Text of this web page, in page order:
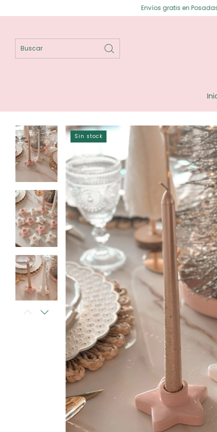
Envíos gratis en Posadas ⟡ Envíos gratis
Sin stock